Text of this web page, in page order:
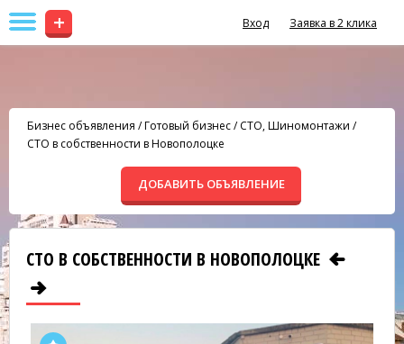
+ Вход Заявка в 2 клика
Бизнес объявления /Готовый бизнес/СТО, Шиномонтажи /
СТО в собственности в Новополоцке
ДОБАВИТЬ ОБЪЯВЛЕНИЕ
СТО В СОБСТВЕННОСТИ В НОВОПОЛОЦКЕ